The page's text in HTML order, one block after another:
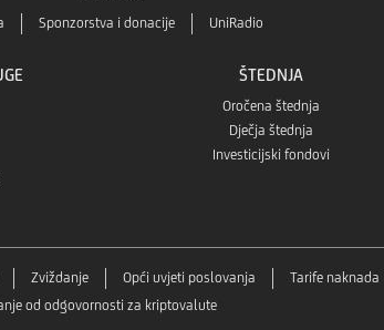
Sponzorstva i donacije UniRadio
ŠTEDNJA
Oročena štednja
Dječja štednja
Investicijski fondovi
Zviždanje Opći uvjeti poslovanja Tarife naknada
od odgovornosti za kriptovalute